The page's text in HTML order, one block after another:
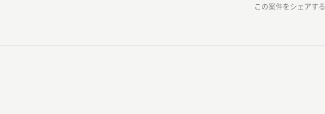
この案件をシェアする